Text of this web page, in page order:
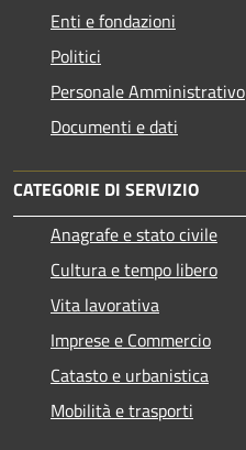
Enti e fondazioni
Politici
Personale Amministrativo
Documenti e dati
CATEGORIE DI SERVIZIO
Anagrafe e stato civile
Cultura e tempo libero
Vita lavorativa
Imprese e Commercio
Catasto e urbanistica
Mobilità e trasporti